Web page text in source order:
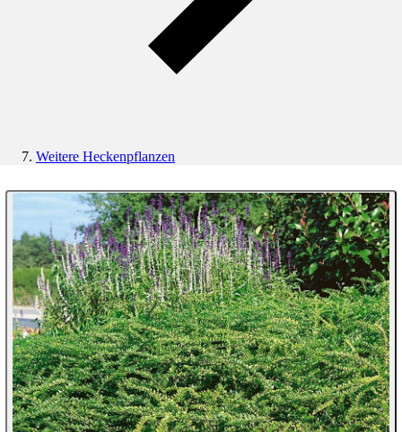
Weitere Heckenpflanzen